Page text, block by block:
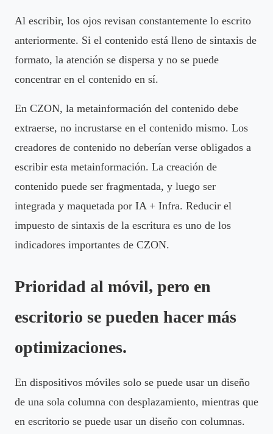
Al escribir, los ojos revisan constantemente lo escrito
anteriormente. Si el contenido está lleno de sintaxis de
formato, la atención se dispersa y no se puede
concentrar en el contenido en sí.
En CZON, la metainformación del contenido debe
extraerse, no incrustarse en el contenido mismo. Los
creadores de contenido no deberían verse obligados a
escribir esta metainformación. La creación de
contenido puede ser fragmentada, y luego ser
integrada y maquetada por IA + Infra. Reducir el
impuesto de sintaxis de la escritura es uno de los
indicadores importantes de CZON.
Prioridad al móvil, pero en
escritorio se pueden hacer más
optimizaciones.
En dispositivos móviles solo se puede usar un diseño
de una sola columna con desplazamiento, mientras que
en escritorio se puede usar un diseño con columnas.